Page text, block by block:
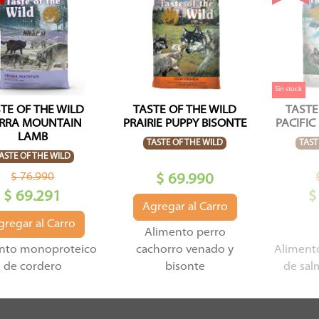
OF THE WILD
MOUNTAIN
LAMB
OF THE WILD
$ 76.990
$ 69.291
al Carro
monoproteico
de cordero
TASTE OF THE WILD
PRAIRIE PUPPY BISONTE
TASTE OF THE WILD
$ 69.990
Agregar al Carro
Alimento perro
cachorro venado y
bisonte
Sin stock
PACIFIC
de